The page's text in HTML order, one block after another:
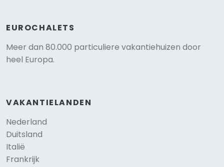
EUROCHALETS
Meer dan 80.000 particuliere vakantiehuizen door
heel Europa.
VAKANTIELANDEN
Nederland
Duitsland
Italië
Frankrijk